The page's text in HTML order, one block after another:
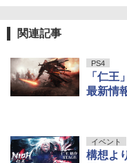
関連記事
PS4
「仁王
最新情
イベント
構想よ